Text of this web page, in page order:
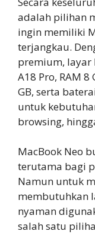
adalah pilihan
ingin memiliki
terjangkau.
premium, layar
A18 Pro, RAM 8
GB, serta
untuk
browsing,
MacBook Neo
terutama bagi
Namun untuk
membutuhkan
nyaman
salah satu